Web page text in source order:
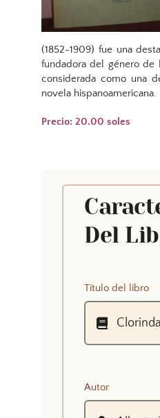
(1852-1909) fue una
fundadora del género de
considerada como una
novela hispanoamericana.
Precio: 20.00 soles
Del
Título del libro
Autor